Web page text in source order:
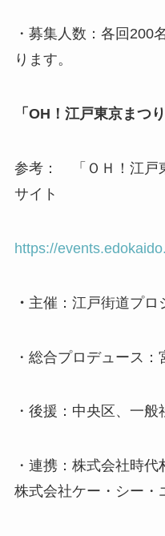
・募集人数：各回200
ります。
「OH！江戸東京まつ
参考： 「ＯＨ！江戸
サイト
https://
・ 主催：江戸街道プロ
・総合プロデュース：
・後援：中央区、一
・連携：株式会社時代
株式会社ケー・シー・